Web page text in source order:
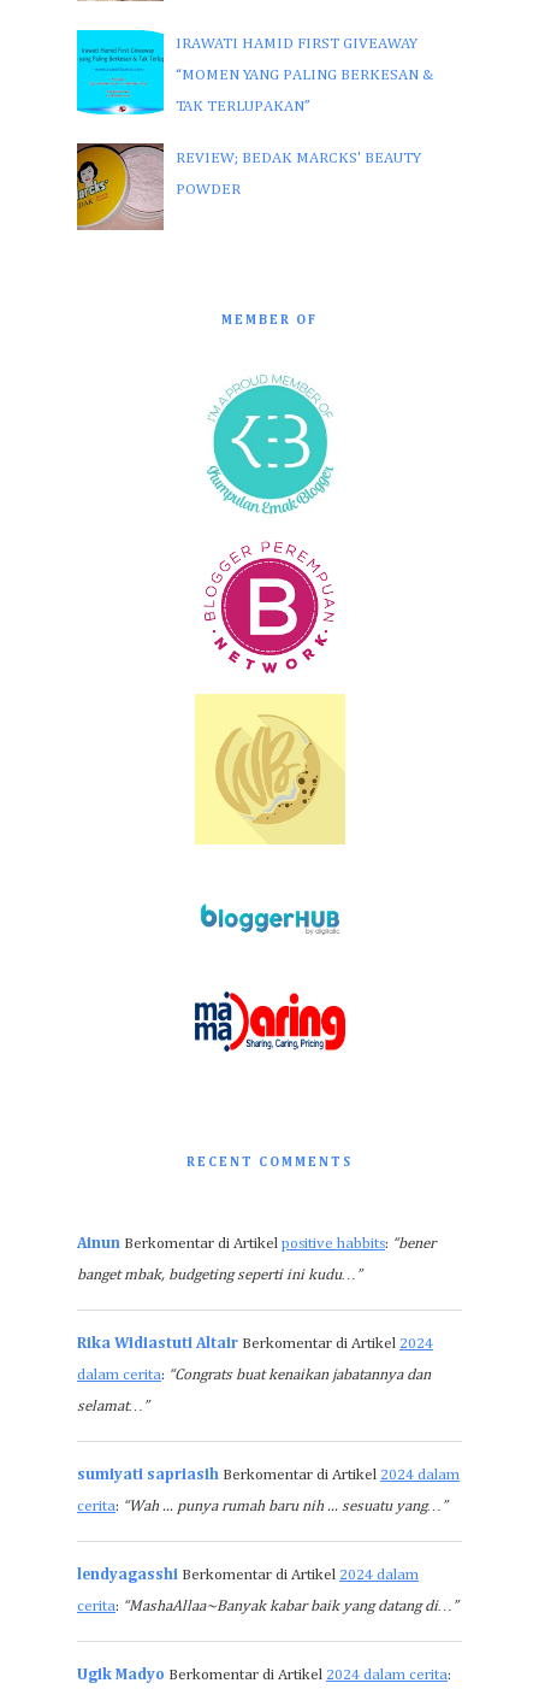
IRAWATI HAMID FIRST GIVEAWAY
“MOMEN YANG PALING BERKESAN &
TAK TERLUPAKAN”
REVIEW; BEDAK MARCKS' BEAUTY
POWDER
MEMBER OF
RECENT COMMENTS
Ainun Berkomentar di Artikel positive habbits: “bener
banget mbak, budgeting seperti ini kudu…”
Rika Widiastuti Altair Berkomentar di Artikel 2024
dalam cerita: “Congrats buat kenaikan jabatannya dan
selamat…”
sumiyati sapriasih Berkomentar di Artikel 2024 dalam
cerita: “Wah ... punya rumah baru nih ... sesuatu yang…”
lendyagasshi Berkomentar di Artikel 2024 dalam
cerita: “MashaAllaa~Banyak kabar baik yang datang di…”
Ugik Madyo Berkomentar di Artikel 2024 dalam cerita: